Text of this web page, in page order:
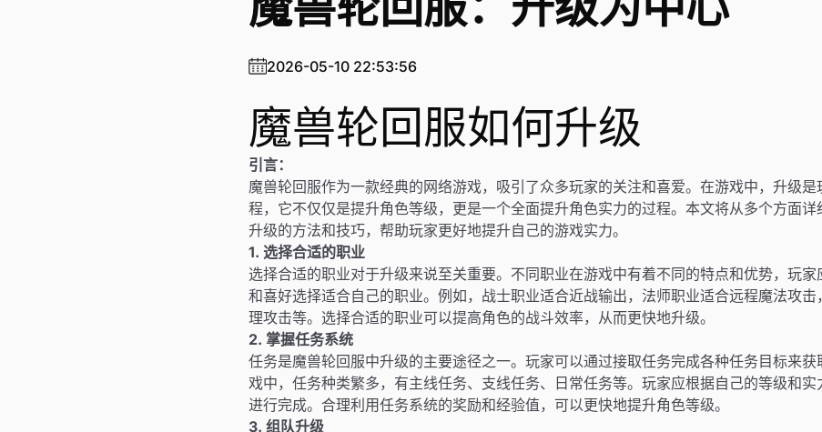
2026-05-10 22:53:56
魔兽轮回服如何升级
引言：
魔兽轮回服作为一款经典的网络游戏，吸引了众多玩家的关注和喜爱。在游戏中，升级
程，它不仅仅是提升角色等级，更是一个全面提升角色实力的过程。本文将从多个方面
升级的方法和技巧，帮助玩家更好地提升自己的游戏实力。
1. 选择合适的职业
选择合适的职业对于升级来说至关重要。不同职业在游戏中有着不同的特点和优势，玩
和喜好选择适合自己的职业。例如，战士职业适合近战输出，法师职业适合远程魔法攻
理攻击等。选择合适的职业可以提高角色的战斗效率，从而更快地升级。
2. 掌握任务系统
任务是魔兽轮回服中升级的主要途径之一。玩家可以通过接取任务完成各种任务目标来
戏中，任务种类繁多，有主线任务、支线任务、日常任务等。玩家应根据自己的等级和
进行完成。合理利用任务系统的奖励和经验值，可以更快地提升角色等级。
3. 组队升级